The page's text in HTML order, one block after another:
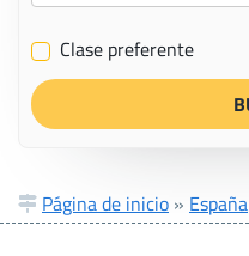
✔ Clase preferente
Página de inicio » España